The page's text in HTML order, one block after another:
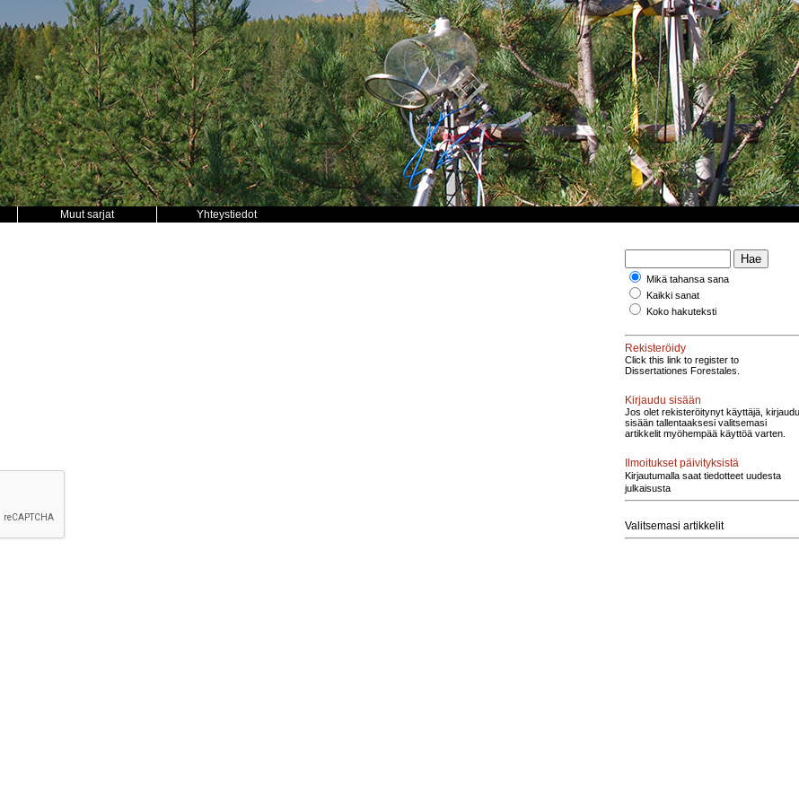
Muut sarjat Yhteystiedot
Mikä tahansa sana
Kaikki sanat
Koko hakuteksti
Rekisteröidy
Click this link to register to
Dissertationes Forestales.
Kirjaudu sisään
Jos olet rekisteröitynyt käyttäjä, kirjaudu
sisään tallentaaksesi valitsemasi
artikkelit myöhempää käyttöä varten.
Ilmoitukset päivityksistä
Kirjautumalla saat tiedotteet uudesta
julkaisusta
Valitsemasi artikkelit